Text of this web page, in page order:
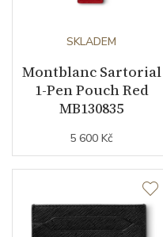
SKLADEM
Montblanc Sartorial
1-Pen Pouch Red
MB130835
5 600 Kč